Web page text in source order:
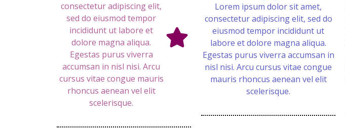
consectetur adipiscing elit,
sed do eiusmod tempor
incididunt ut labore et
dolore magna aliqua.
Egestas purus viverra
accumsan in nisl nisi. Arcu
cursus vitae congue mauris
rhoncus aenean vel elit
scelerisque.
Lorem ipsum dolor sit amet,
consectetur adipiscing elit, sed do
eiusmod tempor incididunt ut
labore et dolore magna aliqua.
Egestas purus viverra accumsan in
nisl nisi. Arcu cursus vitae congue
mauris rhoncus aenean vel elit
scelerisque.